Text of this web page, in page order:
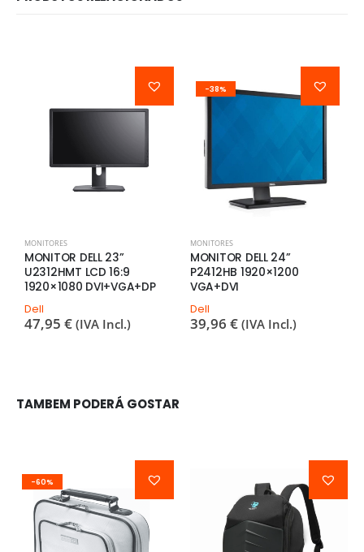
MONITORES
MONITOR DELL 23”
U2312HMT LCD 16:9
1920×1080 DVI+VGA+DP
Dell
47,95 € (IVA Incl.)
-38%
MONITORES
MONITOR DELL 24”
P2412HB 1920×1200
VGA+DVI
Dell
39,96 € (IVA Incl.)
TAMBEM PODERÁ GOSTAR
-60%